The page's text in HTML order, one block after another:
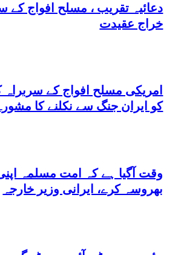
دعائیہ تقریب ، مسلح افواج کے
خراج عقیدت
امریکی مسلح افواج کے
کو ایران جنگ سے نکلنے کا
وقت آگیا ہے کہ امت مسلمہ
بھروسہ کرے، ایرانی وزیر خارجہ